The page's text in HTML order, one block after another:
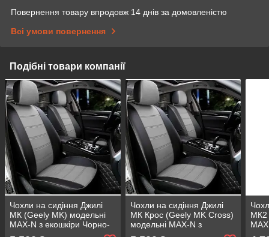
Повернення товару впродовж 14 днів за домовленістю
Всі умови повернення
Подібні товари компанії
Чохли на сидіння Джилі
МК (Geely MK) модельні
MAX-N з екошкіри Чорно-
Чохли на сидіння Джилі
МК Крос (Geely MK Cross)
модельні MAX-N з
МК2